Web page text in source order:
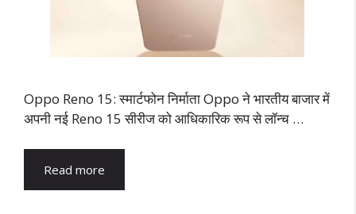
Oppo Reno 15: स्मार्टफोन निर्माता Oppo ने भारतीय बाजार में
अपनी नई Reno 15 सीरीज को आधिकारिक रूप से लॉन्च …
Read more